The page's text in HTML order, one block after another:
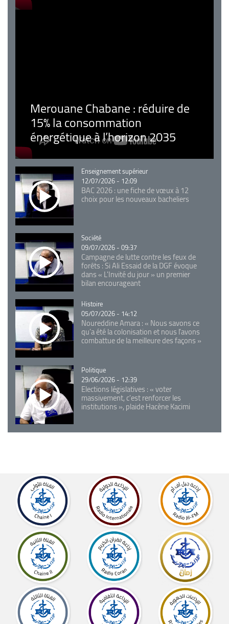
Merouane Chabane : réduire de
15% la consommation
énergétique à l’horizon 2035
Catégorie
Enseignement supérieur
12/07/2026 - 12:09
BAC 2026 : une fiche de vœux à 12
choix pour les nouveaux bacheliers
Catégorie
Société
09/07/2026 - 09:37
Campagne de lutte contre les feux de
forêts : Si Ali Essaid de la DGF évoque
dans « L'Invité du jour » un premier
bilan encourageant
Catégorie
Histoire
05/07/2026 - 14:12
Noureddine Amara : « Nous savons ce
qu’a été la colonisation et nous l’avons
combattue de la meilleure des façons »
Catégorie
Politique
29/06/2026 - 12:39
Elections législatives : « voter
massivement, c'est renforcer les
institutions », plaide Hacène Kacimi